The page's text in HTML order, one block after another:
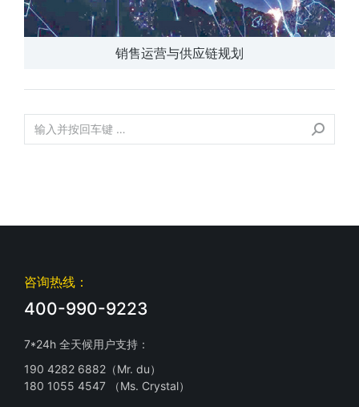
销售运营与供应链规划
咨询热线：
400-990-9223
7*24h 全天候用户支持：
190 4282 6882（Mr. du）
180 1055 4547 （Ms. Crystal）